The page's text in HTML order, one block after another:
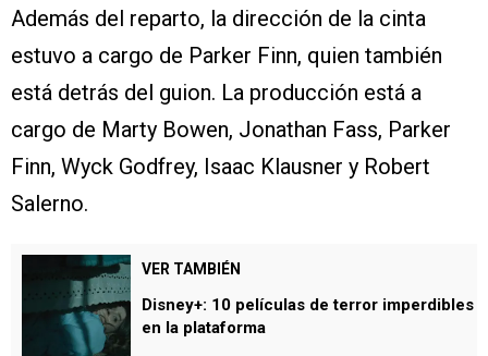
Además del reparto, la dirección de la cinta
estuvo a cargo de Parker Finn, quien también
está detrás del guion. La producción está a
cargo de Marty Bowen, Jonathan Fass, Parker
Finn, Wyck Godfrey, Isaac Klausner y Robert
Salerno.
VER TAMBIÉN
Disney+: 10 películas de terror imperdibles
en la plataforma